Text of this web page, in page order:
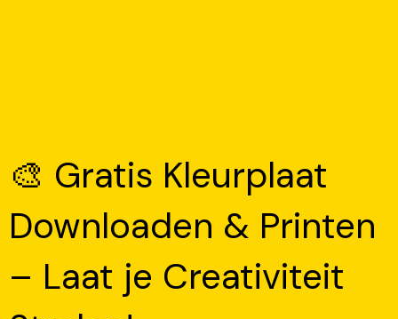
🎨 Gratis Kleurplaat
Downloaden & Printen
– Laat je Creativiteit